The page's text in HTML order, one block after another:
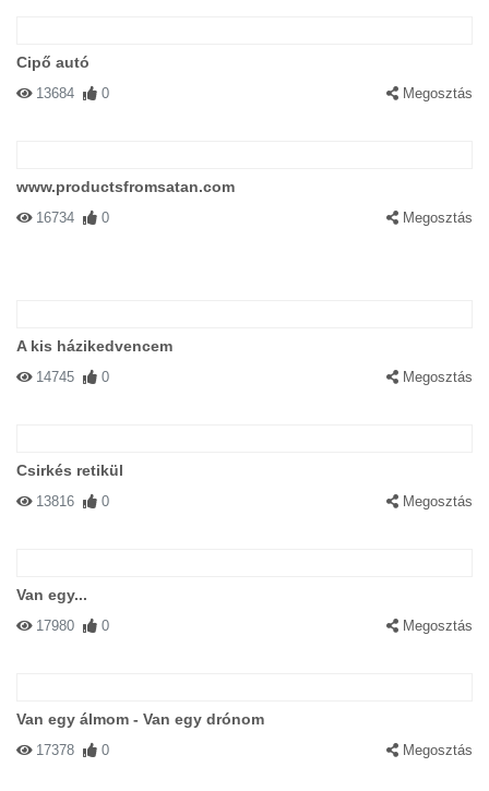
Cipő autó
13684 0 Megosztás
www.productsfromsatan.com
16734 0 Megosztás
A kis házikedvencem
14745 0 Megosztás
Csirkés retikül
13816 0 Megosztás
Van egy...
17980 0 Megosztás
Van egy álmom - Van egy drónom
17378 0 Megosztás